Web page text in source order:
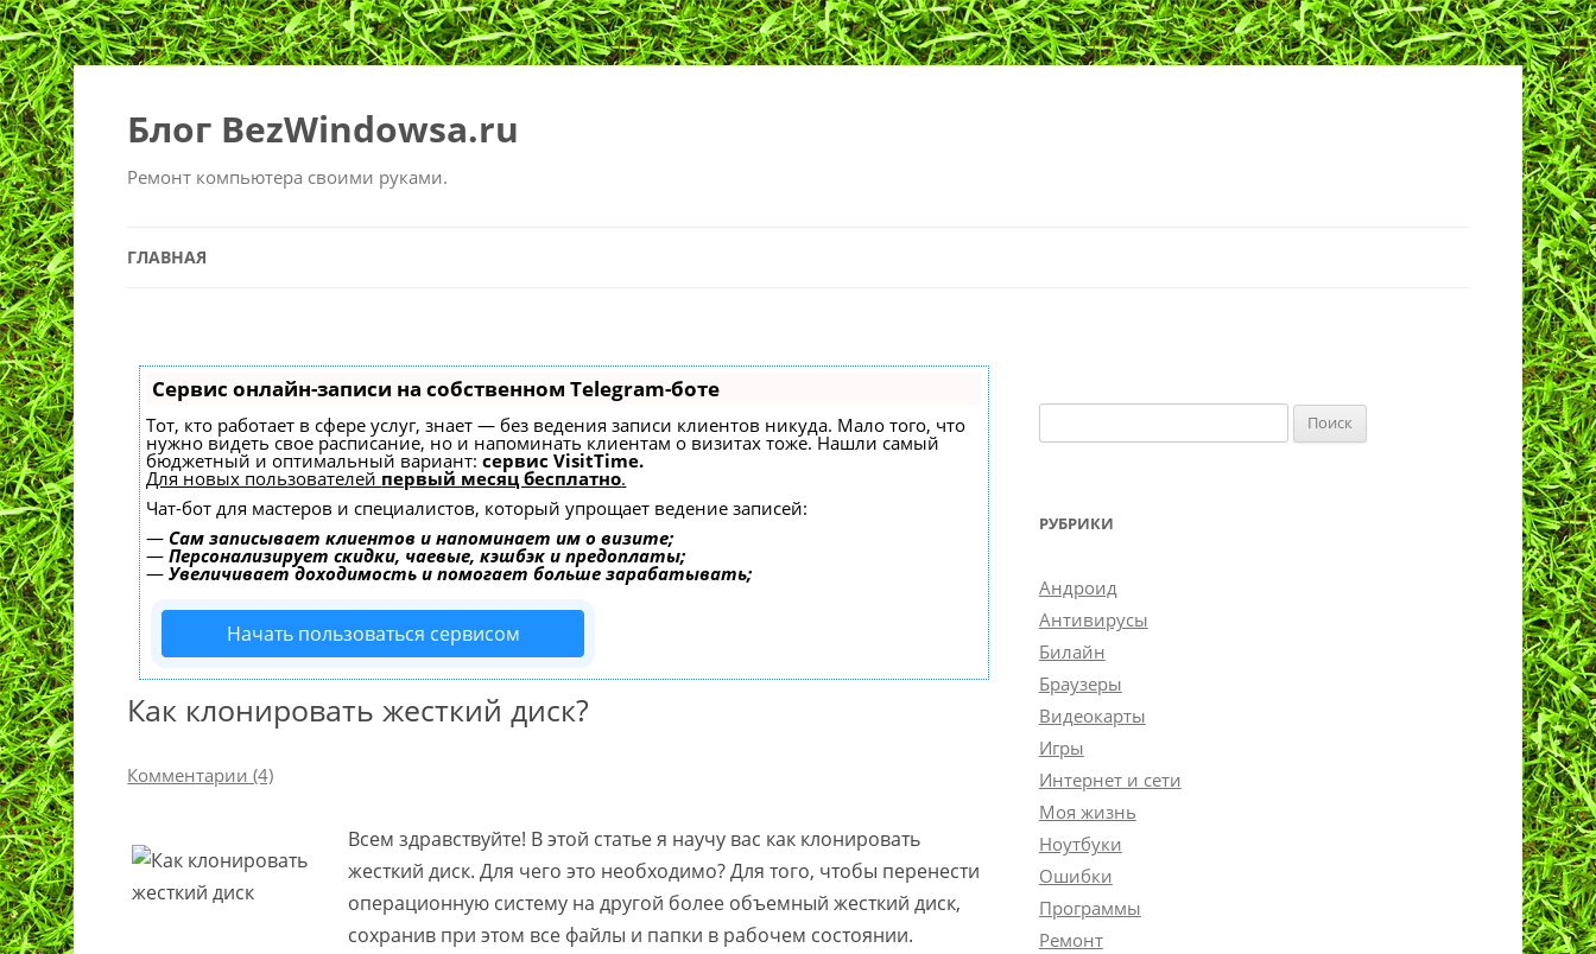
Блог BezWindowsa.ru
Ремонт компьютера своими руками.
ГЛАВНАЯ
Сервис онлайн-записи на собственном Telegram-боте
Тот, кто работает в сфере услуг, знает — без ведения записи клиентов никуда. Мало того, что
нужно видеть свое расписание, но и напоминать клиентам о визитах тоже. Нашли самый
бюджетный и оптимальный вариант:сервис VisitTime.
Для новых пользователей первый месяц бесплатно.
Чат-бот для мастеров и специалистов, который упрощает ведение записей:
— Сам записывает клиентов и напоминает им о визите;
—Персонализирует скидки, чаевые, кэшбэк и предоплаты;
—Увеличивает доходимость и помогает больше зарабатывать;
Начать пользоваться сервисом
Как клонировать жесткий диск?
Комментарии (4)
Всем здравствуйте! В этой статье я научу вас как клонировать
жесткий диск. Для чего это необходимо? Для того, чтобы перенести
операционную систему на другой более объемный жесткий диск,
сохранив при этом все файлы и папки в рабочем состоянии.
РУБРИКИ
Андроид
Антивирусы
Билайн
Браузеры
Видеокарты
Игры
Интернет и сети
Моя жизнь
Ноутбуки
Ошибки
Программы
Ремонт